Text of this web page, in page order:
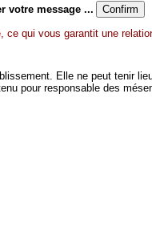
votre message ...
qui vous garantit une
Elle ne peut tenir
pour responsable des